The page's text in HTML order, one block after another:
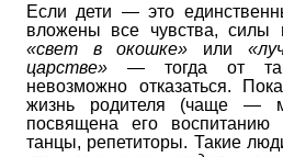
Если дети — это
вложены все чувства, силы
«свет в окошке» или
царстве» — тогда от
невозможно отказаться.
жизнь родителя (чаще —
посвящена его воспитанию
танцы, репетиторы. Такие